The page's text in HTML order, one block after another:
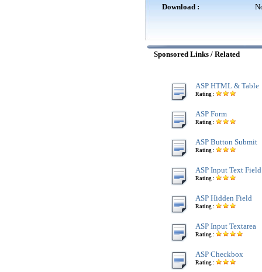
Download :
Sponsored Links / Related
ASP HTML & Table
Rating :
ASP Form
Rating :
ASP Button Submit
Rating :
ASP Input Text Field
Rating :
ASP Hidden Field
Rating :
ASP Input Textarea
Rating :
ASP Checkbox
Rating :